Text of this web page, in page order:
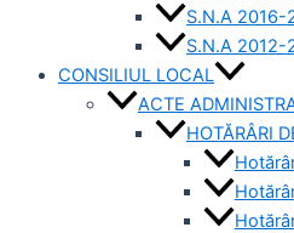
S.N.A 2016-
S.N.A 2012-
CONSILIUL LOCAL
ACTE
HOTĂRÂRI